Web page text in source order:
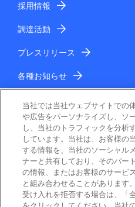
採用情報
調達活動
プレスリリース
各種お知らせ
電子公告
当社では当社ウェブサイトでの
や広告をパーソナライズし、ソ
し、当社のトラフィックを分析
しています。当社は、お客様の
する情報を、当社のソーシャル
ナーと共有しており、そのパー
の情報、またはお客様のサービ
と組み合わせることがあります
受け入れを拒否する場合は、「